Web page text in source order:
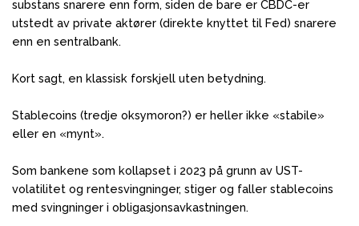
substans snarere enn form, siden de bare er CBDC-er
utstedt av private aktører (direkte knyttet til Fed) snarere
enn en sentralbank.
Kort sagt, en klassisk forskjell uten betydning.
Stablecoins (tredje oksymoron?) er heller ikke «stabile»
eller en «mynt».
Som bankene som kollapset i 2023 på grunn av UST-
volatilitet og rentesvingninger, stiger og faller stablecoins
med svingninger i obligasjonsavkastningen.